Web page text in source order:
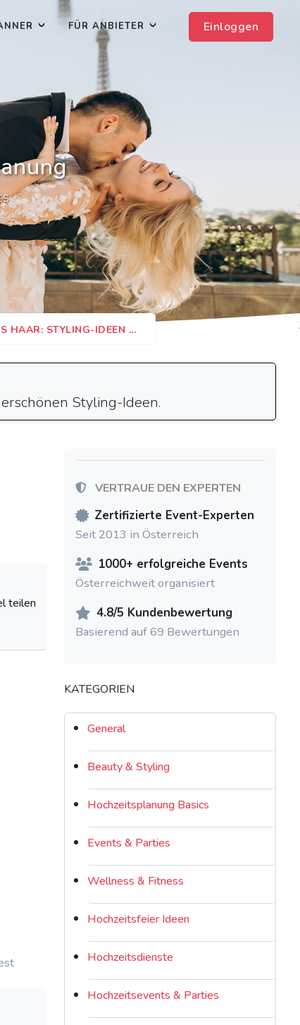
Einloggen
FÜR ANBIETER
HAAR: STYLING-IDEEN ...
Styling-Ideen.
teilen
VERTRAUE DEN EXPERTEN
Zertifizierte Event-Experten
Seit 2013 in Österreich
1000+ erfolgreiche Events
Österreichweit organisiert
4.8/5 Kundenbewertung
Basierend auf 69 Bewertungen
KATEGORIEN
General
Beauty & Styling
Hochzeitsplanung Basics
Events & Parties
Wellness & Fitness
Hochzeitsfeier Ideen
Hochzeitsdienste
Hochzeitsevents & Parties